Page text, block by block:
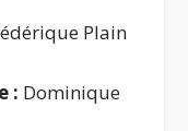
Plain
: Dominique